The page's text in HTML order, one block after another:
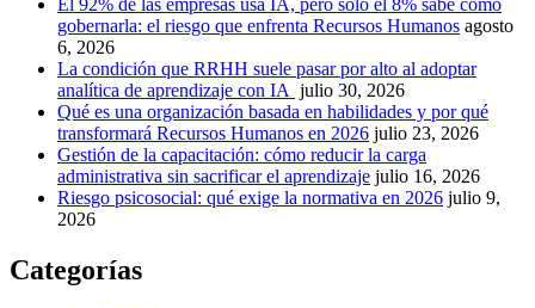
gobernarla: el riesgo que enfrenta Recursos Humanos agosto
6, 2026
La condición que RRHH suele pasar por alto al adoptar
analítica de aprendizaje con IA julio 30, 2026
Qué es una organización basada en habilidades y por qué
transformará Recursos Humanos en 2026 julio 23, 2026
Gestión de la capacitación: cómo reducir la carga
administrativa sin sacrificar el aprendizaje julio 16, 2026
Riesgo psicosocial: qué exige la normativa en 2026 julio 9,
2026
Categorías